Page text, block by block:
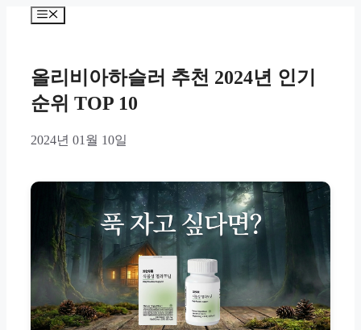
Menu
올리비아하슬러 추천 2024년 인기
순위 TOP 10
2024년 01월 10일